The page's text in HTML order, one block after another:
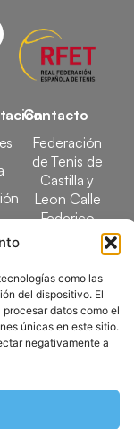
como las
del dispositivo. El
datos como el
únicas en este sitio.
negativamente a
Contacto
Federación
de Tenis de
Castilla y
Leon Calle
Federico
García Lorca,
Valladolid
983 24 94 26
Castilla y León |